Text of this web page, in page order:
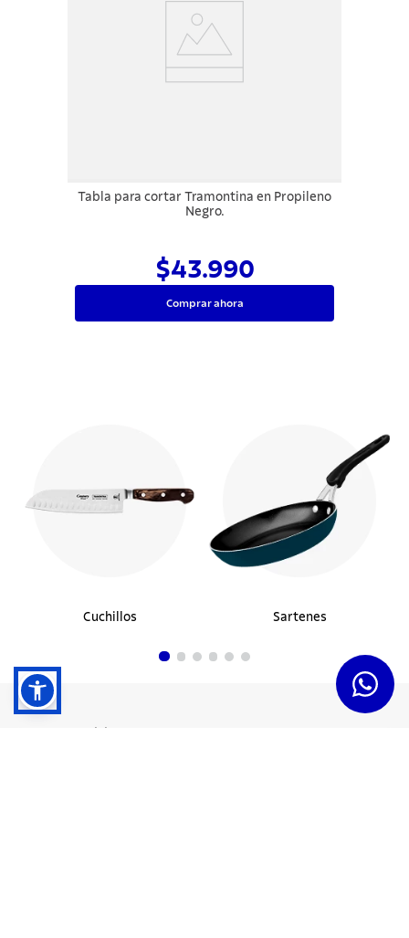
Tabla para cortar Tramontina en Propileno
Negro.
$43.990
Comprar ahora
Cuchillos Sartenes